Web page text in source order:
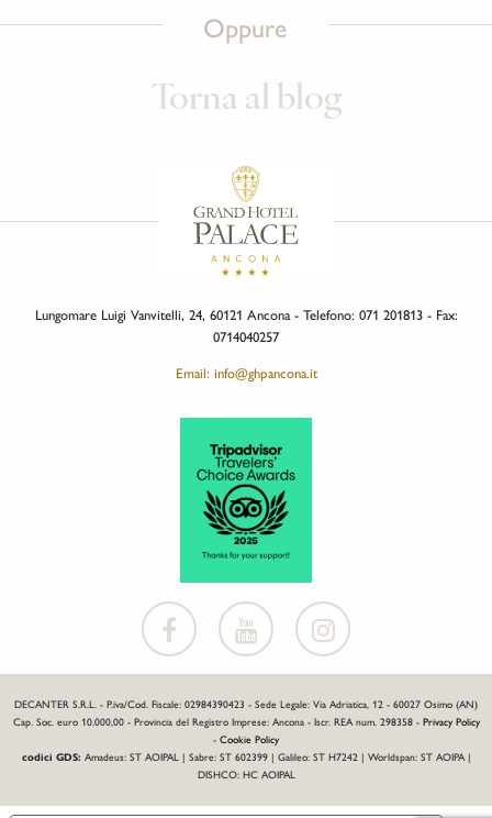
Oppure
Torna al blog
Lungomare Luigi Vanvitelli, 24, 60121 Ancona - Telefono: 071 201813 - Fax:
0714040257
Email: info@ghpancona.it
DECANTER S.R.L. - P.iva/Cod. Fiscale: 02984390423 - Sede Legale: Via Adriatica, 12 - 60027 Osimo (AN)
Cap. Soc. euro 10.000,00 - Provincia del Registro Imprese: Ancona - Iscr. REA num. 298358 - Privacy Policy
- Cookie Policy
codici GDS: Amadeus: ST AOIPAL | Sabre: ST 602399 | Galileo: ST H7242 | Worldspan: ST AOIPA |
DISHCO: HC AOIPAL